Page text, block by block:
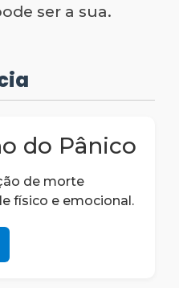
ser a sua.
do Pânico
de morte
físico e emocional.